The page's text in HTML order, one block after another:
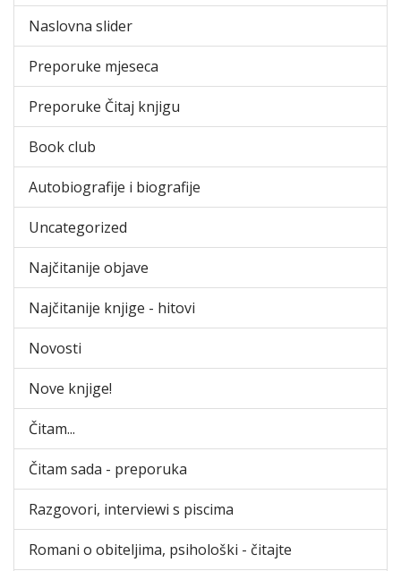
Naslovna slider
Preporuke mjeseca
Preporuke Čitaj knjigu
Book club
Autobiografije i biografije
Uncategorized
Najčitanije objave
Najčitanije knjige - hitovi
Novosti
Nove knjige!
Čitam...
Čitam sada - preporuka
Razgovori, interviewi s piscima
Romani o obiteljima, psihološki - čitajte